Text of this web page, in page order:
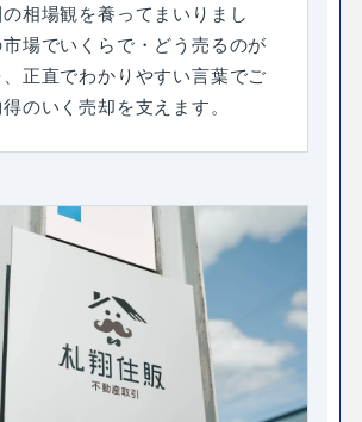
相場観を養ってまいりまし
場でいくらで・どう売るのが
正直でわかりやすい言葉でご
のいく売却を支えます。